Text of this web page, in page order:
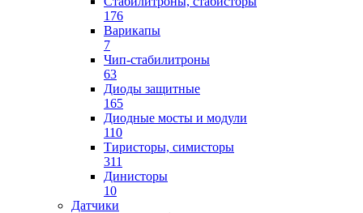
176
Варикапы
7
Чип-стабилитроны
63
Диоды защитные
165
Диодные мосты и модули
110
Тиристоры, симисторы
311
Динисторы
10
Датчики